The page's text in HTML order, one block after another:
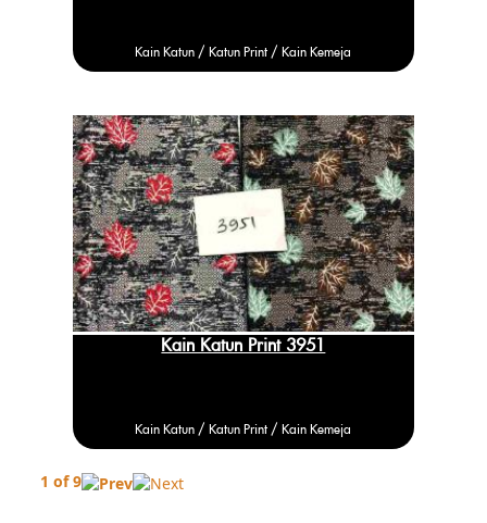
Kain Katun / Katun Print / Kain Kemeja
Kain Katun Print 3951
Kain Katun / Katun Print / Kain Kemeja
1 of 9